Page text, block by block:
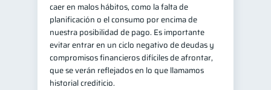
caer en malos hábitos, como la falta de
planificación o el consumo por encima de
nuestra posibilidad de pago. Es importante
evitar entrar en un ciclo negativo de deudas y
compromisos financieros difíciles de afrontar,
que se verán reflejados en lo que llamamos
historial crediticio.